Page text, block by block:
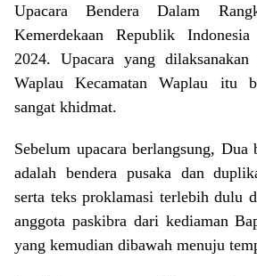
Upacara Bendera Dalam
Kemerdekaan Republik
2024. Upacara yang
Waplau Kecamatan Waplau itu
sangat khidmat.
Sebelum upacara berlangsung, Dua
adalah bendera pusaka dan
serta teks proklamasi terlebih dulu
anggota paskibra dari kediaman
yang kemudian dibawah menuju